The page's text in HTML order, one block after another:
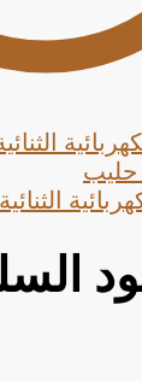
الثنائية